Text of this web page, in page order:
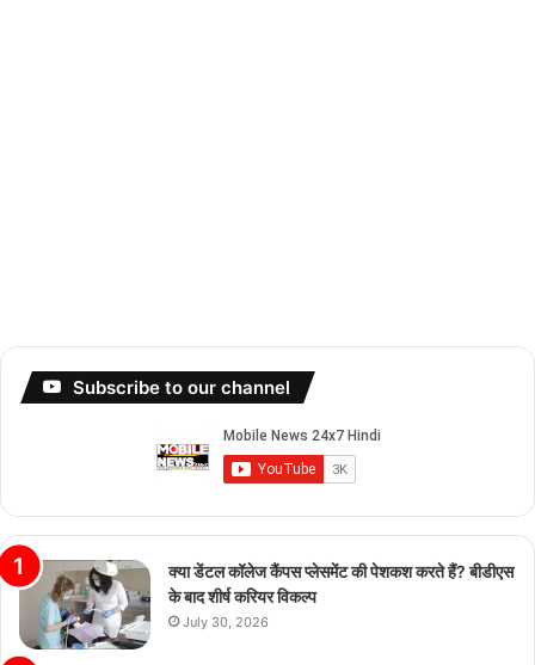
Subscribe to our channel
क्या डेंटल कॉलेज कैंपस प्लेसमेंट की पेशकश करते हैं? बीडीएस
के बाद शीर्ष करियर विकल्प
July 30, 2026